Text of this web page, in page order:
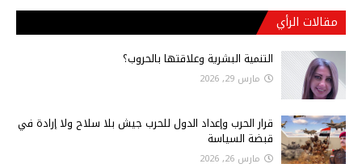
مقالات الرأي
التنمية البشرية وعلاقتها بالحروب؟
مارس 29, 2026
قرار الحرب وإعداد الدول للحرب جيش بلا سلاح ولا إرادة في
قبضة السياسة
مارس 26, 2026